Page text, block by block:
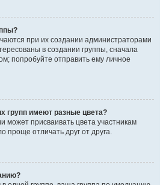
при их создании администраторами
в создании группы, сначала
попробуйте отправить ему личное
групп имеют разные цвета?
может присваивать цвета участникам
проще отличать друг от друга.